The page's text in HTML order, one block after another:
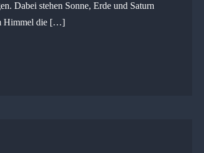
Dabei stehen Sonne, Erde und Saturn
Himmel die […]